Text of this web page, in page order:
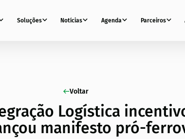
Soluções Notícias Agenda Parceiros
Logística
manifesto pró-
Voltar